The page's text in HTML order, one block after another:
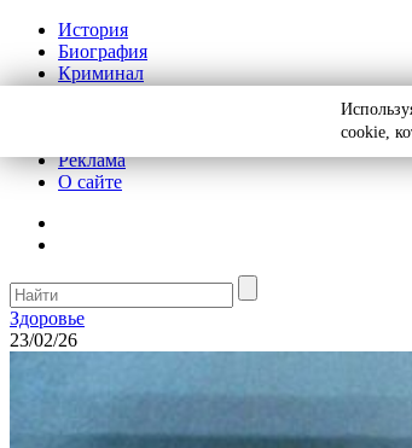
История
Биография
Криминал
Реклама
О сайте
Здоровье
23/02/26
cookie,